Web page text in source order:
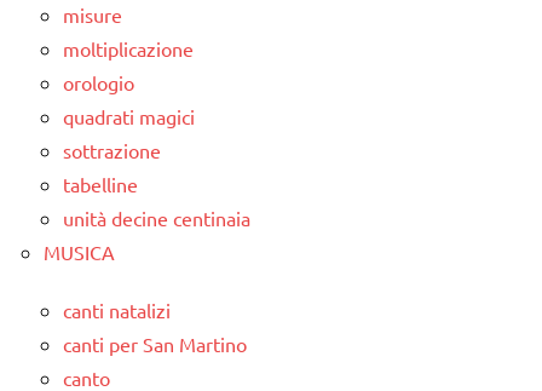
misure
moltiplicazione
orologio
quadrati magici
sottrazione
tabelline
unità decine centinaia
MUSICA
canti natalizi
canti per San Martino
canto